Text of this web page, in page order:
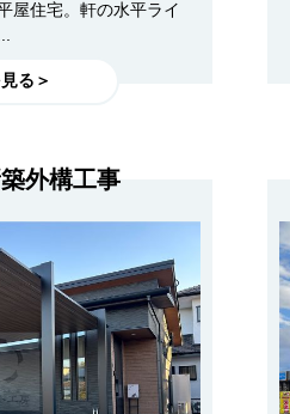
屋住宅。軒の水平ライ
る＞
外構工事